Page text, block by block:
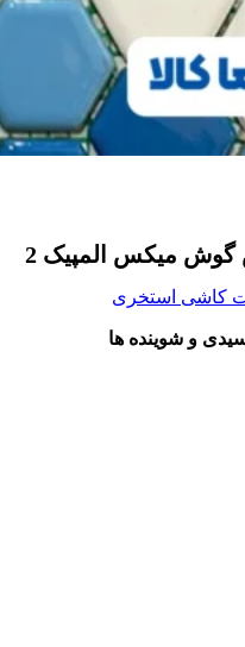
میکس المپیک 2
کاشی استخری
و شوینده ها